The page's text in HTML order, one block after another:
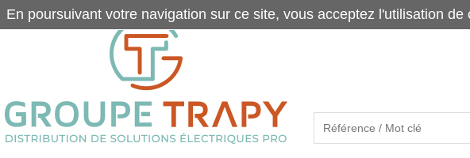
En poursuivant votre navigation sur ce site, vous acceptez l'utilisation